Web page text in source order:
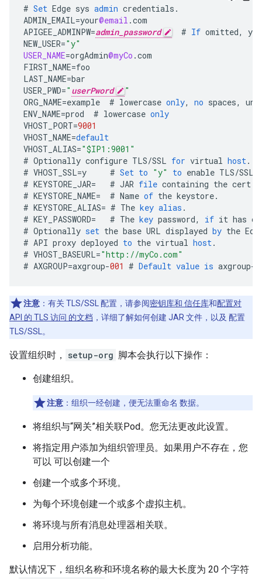
# Set Edge sys admin credentials .
ADMIN_EMAIL=your@email .com
APIGEE_ADMINPW=admin_password # If omitted,
you
NEW_USER="y"
USER_NAME=orgAdmin@myCo .com
FIRST_NAME=foo
LAST_NAME=bar
USER_PWD=" userPword
"
ORG_NAME=example # lowercase only, no spaces,
ENV_NAME=prod # lowercase only
VHOST_PORT=9001
VHOST_NAME=default
VHOST_ALIAS="$IP1:9001"
# Optionally configure TLS/SSL for virtual host.
# VHOST_SSL=y # Set to "y" to enable TLS/SSL
# KEYSTORE_JAR= # JAR file containing the cert
# KEYSTORE_NAME= # Name of the keystore.
# KEYSTORE_ALIAS= # The key alias .
# KEY_PASSWORD= # The key password, if it has
# Optionally set the base URL displayed by the
# API proxy deployed to the virtual host.
# VHOST_BASEURL="http://myCo.com"
# AXGROUP=axgroup-001 # Default value is axgroup-
注意 ：有关 TLS/SSL 配置，请参阅密钥库和 信任库和配置对
API 的 TLS 访问 的文档 ，详细了解如何创建 JAR 文件，以及 配置
TLS/SSL。
设置组织时， setup-org 脚本会执行以下操作：
创建组织。
注意 ：组织一经创建，便无法重命名 数据。
将组织与“网关”相关联Pod。您无法更改此设置。
将指定用户添加为组织管理员。如果用户不存在，您
可以 可以创建一个
创建一个或多个环境。
为每个环境创建一个或多个虚拟主机。
将环境与所有消息处理器相关联。
启用分析功能。
默认情况下，组织名称和环境名称的最大长度为 20 个字符